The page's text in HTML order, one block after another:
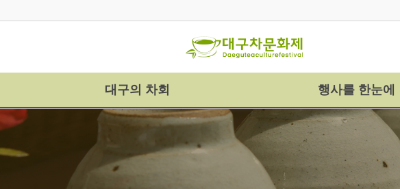
대구의 차회 행사를 한눈에